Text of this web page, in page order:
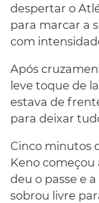
despertar o
para marcar a
com
Após
leve toque de
estava de
para deixar
Cinco minutos
Keno começou
deu o passe e
sobrou livre